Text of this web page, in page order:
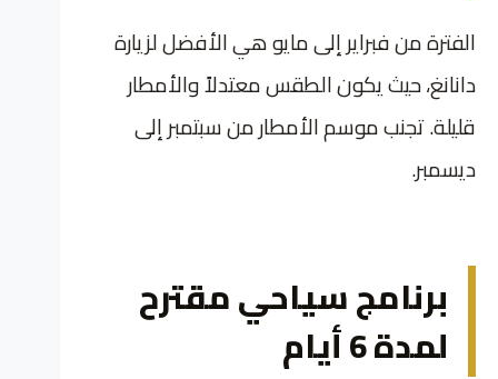
الفترة من فبراير إلى مايو هي الأفضل لزيارة
دانانغ، حيث يكون الطقس معتدلاً والأمطار
قليلة. تجنب موسم الأمطار من سبتمبر إلى
ديسمبر.
برنامج سياحي مقترح
لمدة 6 أيام